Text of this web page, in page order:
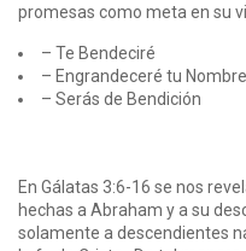
promesas como meta en su
– Te Bendeciré
– Engrandeceré tu Nombre
– Serás de Bendición
En Gálatas 3:6-16 se nos
hechas a Abraham y a su
solamente a descendientes